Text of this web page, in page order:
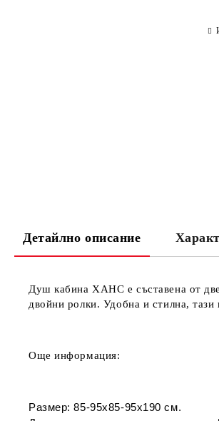
Детайлно описание
Душ кабина ХАНС е съставена от две
двойни ролки. Удобна и стилна,
Още информация:
Размер: 85-95х85-95х190 см.